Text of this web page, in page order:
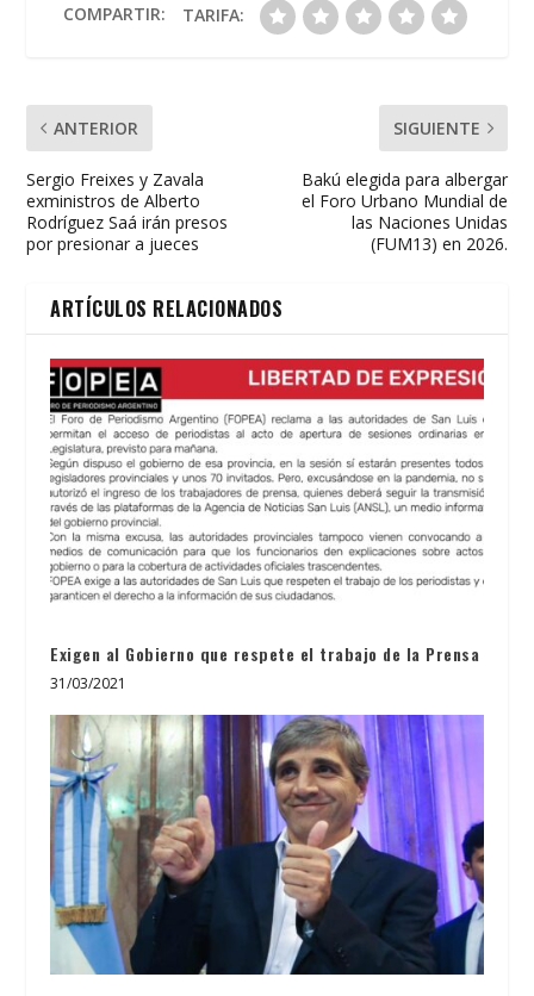
o p ti
COMPARTIR: TARIFA:
ANTERIOR
Sergio Freixes y Zavala
exministros de Alberto
Rodríguez Saá irán presos
por presionar a jueces
SIGUIENTE
Bakú elegida para albergar
el Foro Urbano Mundial de
las Naciones Unidas
(FUM13) en 2026.
ARTÍCULOS RELACIONADOS
Exigen al Gobierno que respete el trabajo de la Prensa
31/03/2021